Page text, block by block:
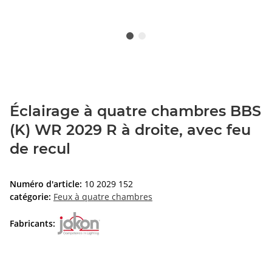
Éclairage à quatre chambres BBS
(K) WR 2029 R à droite, avec feu
de recul
Numéro d'article: 10 2029 152
catégorie: Feux à quatre chambres
Fabricants: